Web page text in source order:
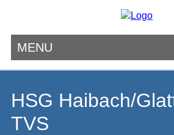
MENU
HSG Haibach/
TVS